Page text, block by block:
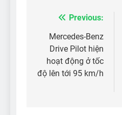
Điều
hướng
bài
viết
Previous:
Mercedes-Benz
Drive Pilot hiện
hoạt động ở tốc
độ lên tới 95 km/h